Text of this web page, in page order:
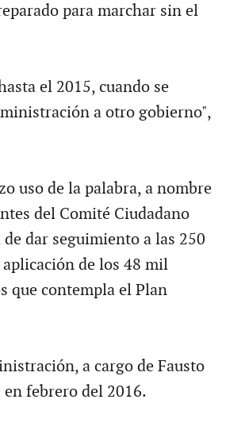
para marchar sin el
el 2015, cuando se
a otro gobierno",
uso de la palabra, a nombre
del Comité Ciudadano
de dar seguimiento a las 250
de los 48 mil
que contempla el Plan
a cargo de Fausto
febrero del 2016.